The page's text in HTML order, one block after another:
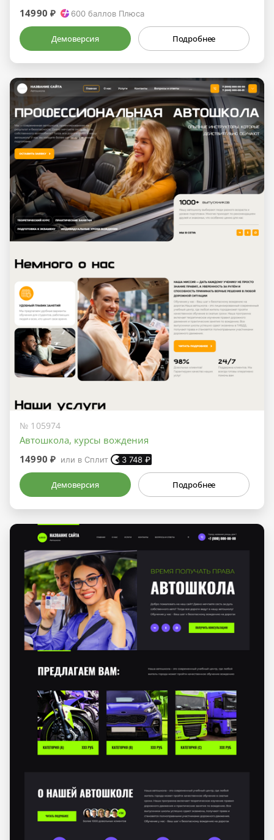
14990 ₽
600 баллов Плюса
Демоверсия Подробнее
№ 105974
Автошкола, курсы вождения
14990 ₽ или в Сплит 3 748 ₽
Демоверсия Подробнее